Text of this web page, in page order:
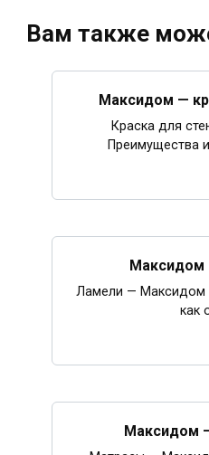
Вам также
Максидом —
Краска для
Преимущества
Максидом
Ламели — Максидом
как
Максидом